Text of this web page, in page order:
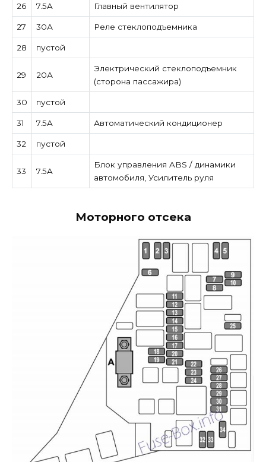
26 7.5A Главный вентилятор
27 30А Реле стеклоподъемника
28 пустой
29 20А
Электрический стеклоподъемник
(сторона пассажира)
30 пустой
31 7.5A Автоматический кондиционер
32 пустой
33 7.5A
Блок управления ABS / динамики
автомобиля, Усилитель руля
Моторного отсека